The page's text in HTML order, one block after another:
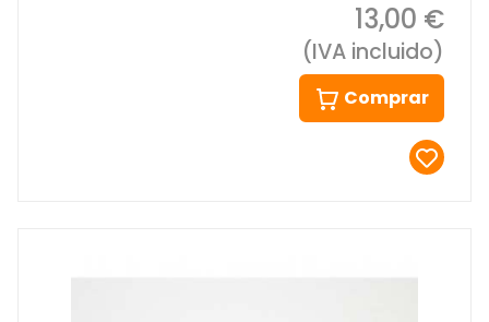
13,00 €
(IVA incluido)
Comprar